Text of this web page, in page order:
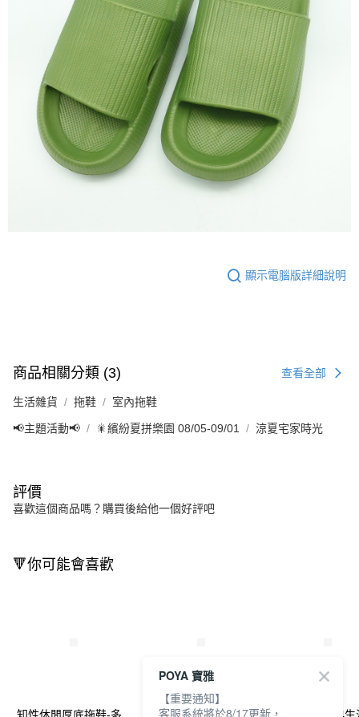
顯示電腦版詳細說明
商品相關分類 (3) 查看全部
生活雜貨 拖鞋 室內拖鞋
📢主題活動📢 🎇繽紛夏拼樂園 08/05-09/01 涼夏宅家時光
評價
喜歡這個商品嗎？購買後給他一個好評吧
🔻你可能會喜歡
POYA 寶雅
【重要通知】
客服系統將於8/17更新，